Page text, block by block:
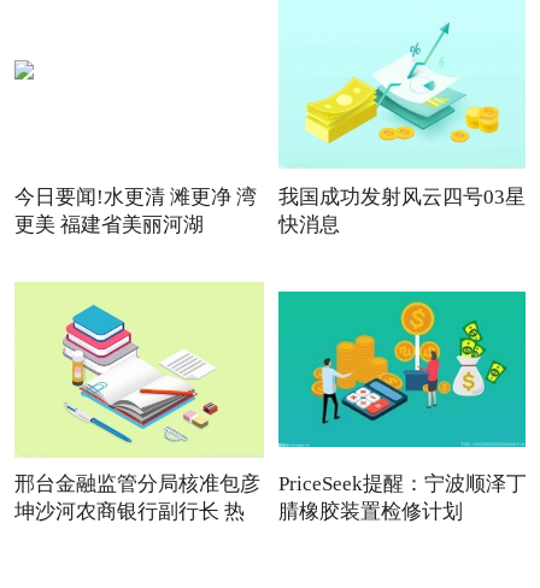
今日要闻!水更清 滩更净 湾
更美 福建省美丽河湖
我国成功发射风云四号03星
快消息
邢台金融监管分局核准包彦
坤沙河农商银行副行长 热
PriceSeek提醒：宁波顺泽丁
腈橡胶装置检修计划